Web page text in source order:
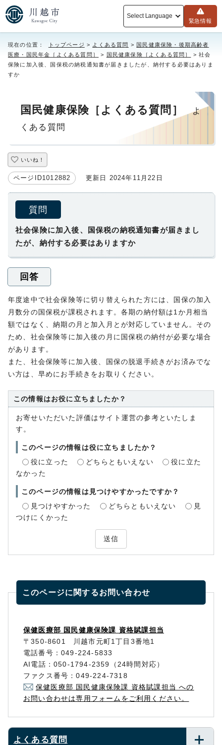
Select Language
緊急情報
現在の位置： トップページ > よくある質問 > 国民健康保険・後期高齢者
医療・国民年金［よくある質問］
> 国民健康保険［よくある質問］
> 社会
保険に加入後、国保税の納税通知書が届きましたが、納付する必要はありま
すか
国民健康保険［よくある質問］
よ
くある質問
いいね！
ページID1012882 更新日 2024年11月22日
質問
社会保険に加入後、国保税の納税通知書が届きまし
たが、納付する必要はありますか
回答
年度途中で社会保険等に切り替えられた方には、国保の加入
月数分の国保税が課税されます。各期の納付額は1か月相当
額ではなく、納期の月と加入月とが対応していません。その
ため、社会保険等に加入後の月に国保税の納付が必要な場合
があります。
また、社会保険等に加入後、国保の脱退手続きがお済みでな
い方は、早めにお手続きをお取りください。
この情報はお役に立ちましたか？
お寄せいただいた評価はサイト運営の参考といたしま
す。
このページの情報は役に立ちましたか？
役に立った
どちらともいえない
役に立た
なかった
このページの情報は見つけやすかったですか？
見つけやすかった
どちらともいえない
見
つけにくかった
送信
このページに関するお問い合わせ
保健医療部 国民健康保険課 資格賦課担当
〒350-8601 川越市元町1丁目3番地1
電話番号：049-224-5833
AI電話：050-1794-2359（24時間対応）
ファクス番号：049-224-7318
保健医療部 国民健康保険課 資格賦課担当 への
お問い合わせは専用フォームをご利用ください。
よくある質問